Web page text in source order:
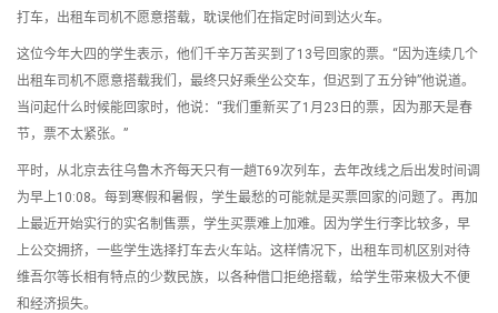
打车，出租车司机不愿意搭载，耽误他们在指定时间到达火车。
这位今年大四的学生表示，他们千辛万苦买到了13号回家的票。“因为连续几个
出租车司机不愿意搭载我们，最终只好乘坐公交车，但迟到了五分钟”他说道。
当问起什么时候能回家时，他说：“我们重新买了1月23日的票，因为那天是春
节，票不太紧张。”
平时，从北京去往乌鲁木齐每天只有一趟T69次列车，去年改线之后出发时间调
为早上10:08。每到寒假和暑假，学生最愁的可能就是买票回家的问题了。再加
上最近开始实行的实名制售票，学生买票难上加难。因为学生行李比较多，早
上公交拥挤，一些学生选择打车去火车站。这样情况下，出租车司机区别对待
维吾尔等长相有特点的少数民族，以各种借口拒绝搭载，给学生带来极大不便
和经济损失。